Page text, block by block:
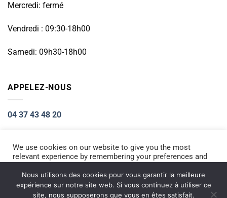
Mercredi: fermé
Vendredi : 09:30-18h00
Samedi: 09h30-18h00
APPELEZ-NOUS
04 37 43 48 20
Visa PayPal Stripe MasterCardCash
On
Delivery
RÉPARATION PETIT ÉLECTROMÉNAGER
RÉPARATION TÉLÉPHONIE
INFORMATIQUE NOS PRODUITS NEUFS
We use cookies on our website to give you the most
relevant experience by remembering your preferences and
use of ALL the cookies. However, you may visit "Cookie
Settings" to provide a controlled consent.
Nous utilisons des cookies pour vous garantir la meilleure
expérience sur notre site web. Si vous continuez à utiliser ce
site, nous supposerons que vous en êtes satisfait.